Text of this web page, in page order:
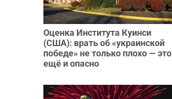
Оценка Института Куинси
(США): врать об «украинской
победе» не только плохо — это
ещё и опасно